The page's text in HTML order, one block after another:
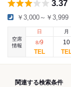
3.37
￥3,000～￥3,999
空席
情報
日
8/9
月
10
関連する検索条件